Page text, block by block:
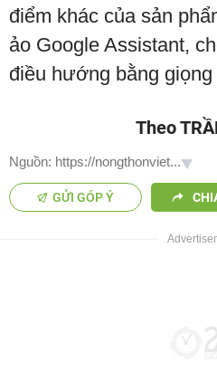
điểm khác của sản
ảo Google Assistant,
điều hướng bằng
Theo
Nguồn: https://nongthonviet...
GỬI GÓP Ý